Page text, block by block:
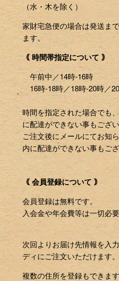
（水・木を除く）
家財宅急便の場合は発送ま
ます。
｟ 時間帯指定について ｠
午前中／14時-16時
16時-18時／18時-20時／
時間を指定された場合でも
に配達ができない事もござい
ご注文後にメールにてお知
内に配達ができない事もござ
｟ 会員登録について ｠
会員登録は無料です。
入会金や年会費等は一切必
次回よりお届け先情報を入
ディにご注文いただけます。
複数の住所を登録もできます